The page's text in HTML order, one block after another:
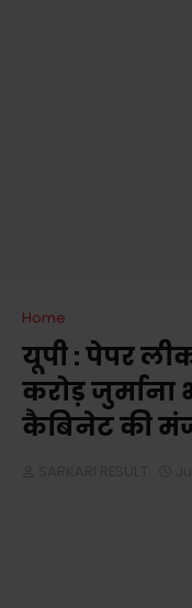
Home
यूपी : पेपर
करोड़ जुर्माना
कैबिनेट की